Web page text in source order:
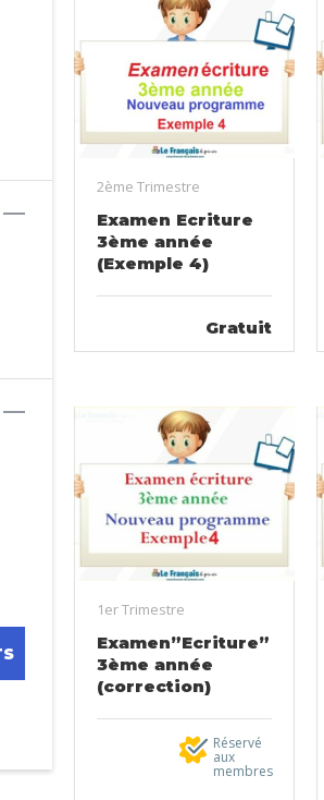
2ème Trimestre
Examen Ecriture
3ème année
(Exemple 4)
Gratuit
1er Trimestre
Examen”Ecriture”
3ème année
(correction)
Réservé
aux
membres